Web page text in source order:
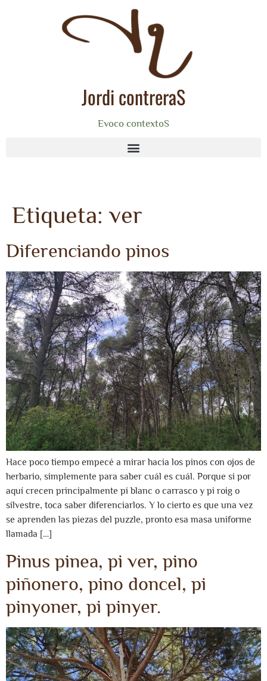
Jordi contreraS
Evoco contextoS
Etiqueta:ver
Diferenciando pinos
Hace poco tiempo empecé a mirar hacia los pinos con ojos de
herbario, simplemente para saber cuál es cuál. Porque si por
aquí crecen principalmente pi blanc o carrasco y pi roig o
silvestre, toca saber diferenciarlos. Y lo cierto es que una vez
se aprenden las piezas del puzzle, pronto esa masa uniforme
llamada […]
Pinus pinea, pi ver, pino
piñonero, pino doncel, pi
pinyoner, pi pinyer.